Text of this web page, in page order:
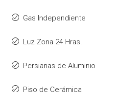
Gas Independiente
Luz Zona 24 Hras.
Persianas de Aluminio
Piso de Cerámica